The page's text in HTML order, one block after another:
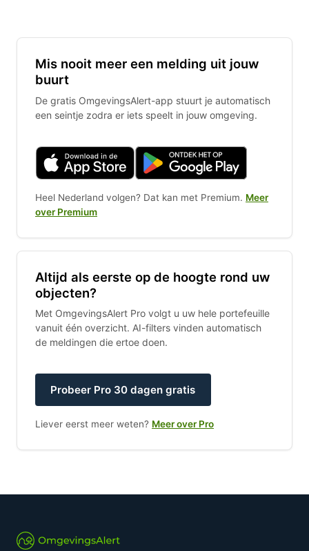
Mis nooit meer een melding uit jouw
buurt
De gratis OmgevingsAlert-app stuurt je automatisch
een seintje zodra er iets speelt in jouw omgeving.
Heel Nederland volgen? Dat kan met Premium. Meer
over Premium
Altijd als eerste op de hoogte rond uw
objecten?
Met OmgevingsAlert Pro volgt u uw hele portefeuille
vanuit één overzicht. AI-filters vinden automatisch
de meldingen die ertoe doen.
Probeer Pro 30 dagen gratis
Liever eerst meer weten? Meer over Pro